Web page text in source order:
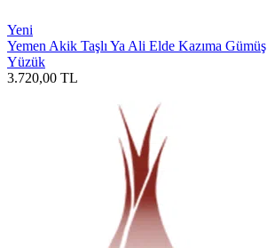
Yeni
Yemen Akik Taşlı Ya Ali Elde Kazıma Gümüş
Yüzük
3.720,00 TL